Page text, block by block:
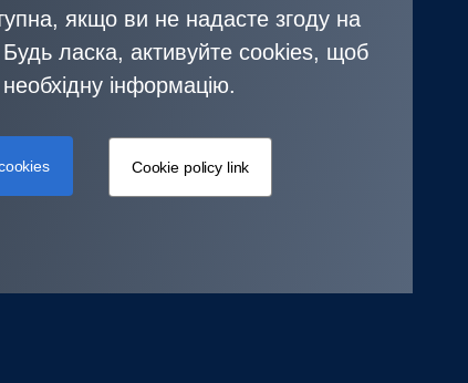
якщо ви не надасте згоду на
ласка, активуйте cookies, щоб
інформацію.
Cookie policy link